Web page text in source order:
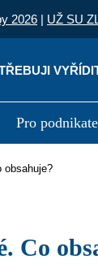
2026 | UŽ SU
Pro
obsahuje?
Co